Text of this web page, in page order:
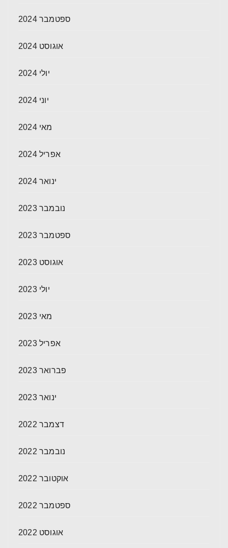
ספטמבר 2024
אוגוסט 2024
יולי 2024
יוני 2024
מאי 2024
אפריל 2024
ינואר 2024
נובמבר 2023
ספטמבר 2023
אוגוסט 2023
יולי 2023
מאי 2023
אפריל 2023
פברואר 2023
ינואר 2023
דצמבר 2022
נובמבר 2022
אוקטובר 2022
ספטמבר 2022
אוגוסט 2022